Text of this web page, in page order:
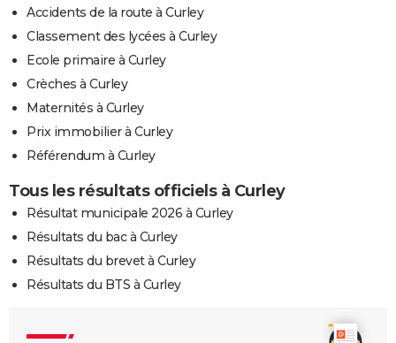
Accidents de la route à Curley
Classement des lycées à Curley
Ecole primaire à Curley
Crèches à Curley
Maternités à Curley
Prix immobilier à Curley
Référendum à Curley
Tous les résultats officiels à Curley
Résultat municipale 2026 à Curley
Résultats du bac à Curley
Résultats du brevet à Curley
Résultats du BTS à Curley